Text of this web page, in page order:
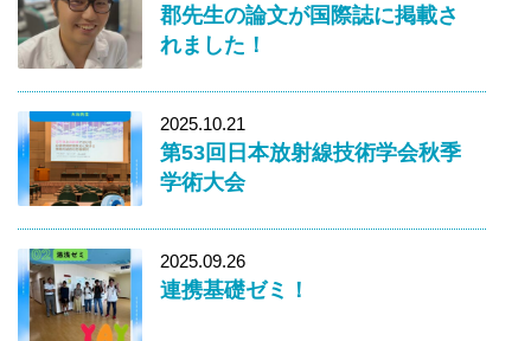
郡先生の論文が国際誌に掲載さ
れました！
2025.10.21
第53回日本放射線技術学会秋季
学術大会
2025.09.26
連携基礎ゼミ！